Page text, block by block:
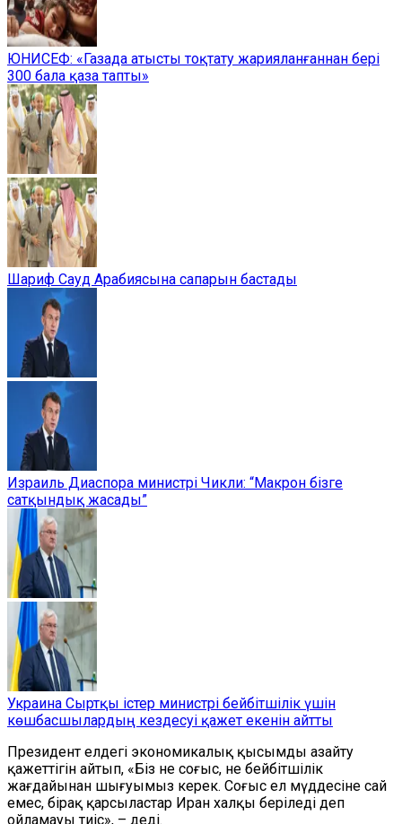
ЮНИСЕФ: «Газада атысты тоқтату жарияланғаннан бері
300 бала қаза тапты»
Шариф Сауд Арабиясына сапарын бастады
Израиль Диаспора министрі Чикли: “Макрон бізге
сатқындық жасады”
Украина Сыртқы істер министрі бейбітшілік үшін
көшбасшылардың кездесуі қажет екенін айтты
Президент елдегі экономикалық қысымды азайту
қажеттігін айтып, «Біз не соғыс, не бейбітшілік
жағдайынан шығуымыз керек. Соғыс ел мүддесіне сай
емес, бірақ қарсыластар Иран халқы беріледі деп
ойламауы тиіс», – деді.